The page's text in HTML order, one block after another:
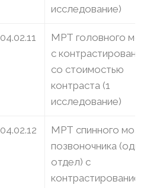
исследование)
04.02.11
МРТ головного
с
со стоимостью
контраста (1
исследование)
04.02.12
МРТ спинного
позвоночника (один
отдел) с